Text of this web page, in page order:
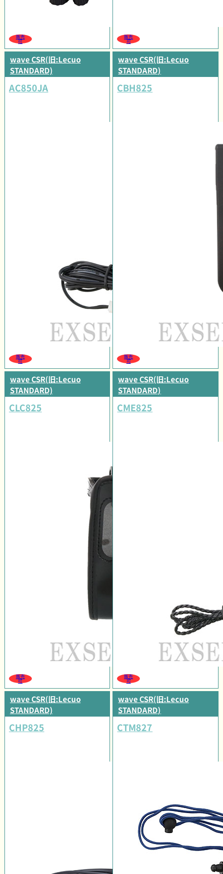
販売
可
販売
可
wave CSR(旧:Lecuo
STANDARD)
AC850JA
販売
可
wave CSR(旧:Lecuo
STANDARD)
CBH825
販売
可
wave CSR(旧:Lecuo
STANDARD)
CLC825
販売
可
wave CSR(旧:Lecuo
STANDARD)
CME825
販売
可
wave CSR(旧:Lecuo
STANDARD)
CHP825
wave CSR(旧:Lecuo
STANDARD)
CTM827